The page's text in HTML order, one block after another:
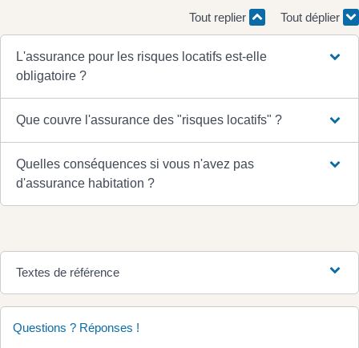
Tout replier Tout déplier
L'assurance pour les risques locatifs est-elle
obligatoire ?
Que couvre l'assurance des "risques locatifs" ?
Quelles conséquences si vous n'avez pas
d'assurance habitation ?
Textes de référence
Questions ? Réponses !